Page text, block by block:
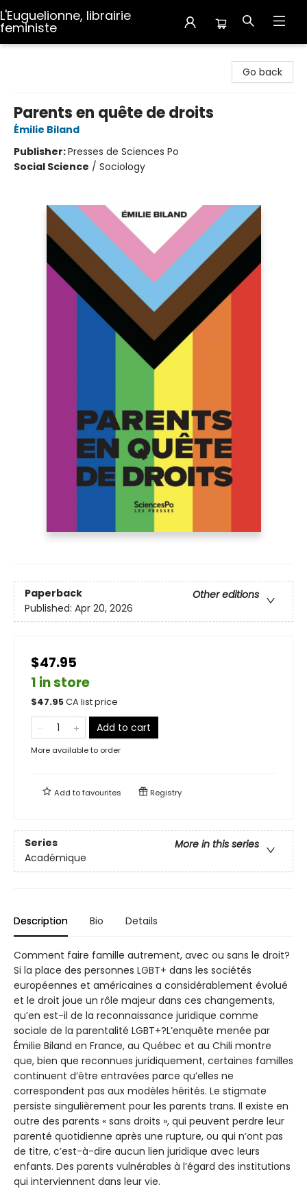
L'Euguelionne, librairie
feministe
Go back
Parents en quête de droits
Émilie Biland
Publisher:Presses de Sciences Po
Social Science / Sociology
Paperback
Other editions
Published: Apr 20, 2026
$47.95
1 in store
$47.95CA list price
Add to cart
More available to order
Add tofavourites Registry
Series
More in this series
Académique
Description Bio Details
Comment faire famille autrement, avec ou sans le droit?
Si la place des personnes LGBT+ dans les sociétés
européennes et américaines a considérablement évolué
et le droit joue un rôle majeur dans ces changements,
qu’en est-il de la reconnaissance juridique comme
sociale de la parentalité LGBT+?L’enquête menée par
Émilie Biland en France, au Québec et au Chili montre
que, bien que reconnues juridiquement, certaines familles
continuent d’être entravées parce qu’elles ne
correspondent pas aux modèles hérités. Le stigmate
persiste singulièrement pour les parents trans. Il existe en
outre des parents « sans droits », qui peuvent perdre leur
parenté quotidienne après une rupture, ou qui n’ont pas
de titre, c’est-à-dire aucun lien juridique avec leurs
enfants. Des parents vulnérables à l’égard des institutions
qui interviennent dans leur vie.